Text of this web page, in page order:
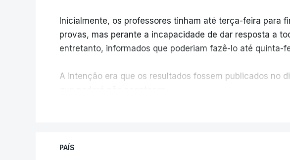
Inicialmente, os professores tinham até terça-feira para
provas, mas perante a incapacidade de dar resposta a
entretanto, informados que poderiam fazê-lo até quinta-
A intenção era que os resultados fossem publicados no
que o processo esteja concluído a tempo.
PAÍS